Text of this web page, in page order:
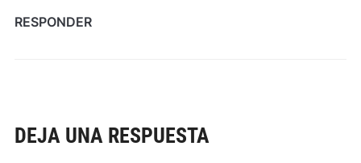
RESPONDER
DEJA UNA RESPUESTA